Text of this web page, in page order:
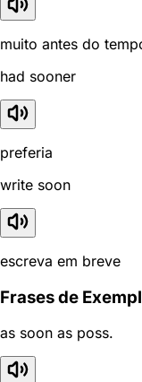
muito antes do
had sooner
preferia
write soon
escreva em breve
Frases de
as soon as poss.